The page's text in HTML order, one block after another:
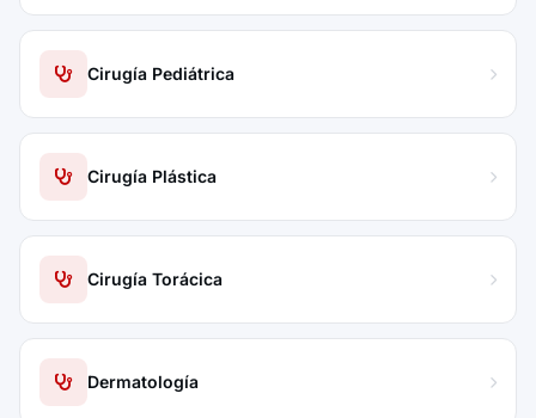
Cirugía Pediátrica
Cirugía Plástica
Cirugía Torácica
Dermatología